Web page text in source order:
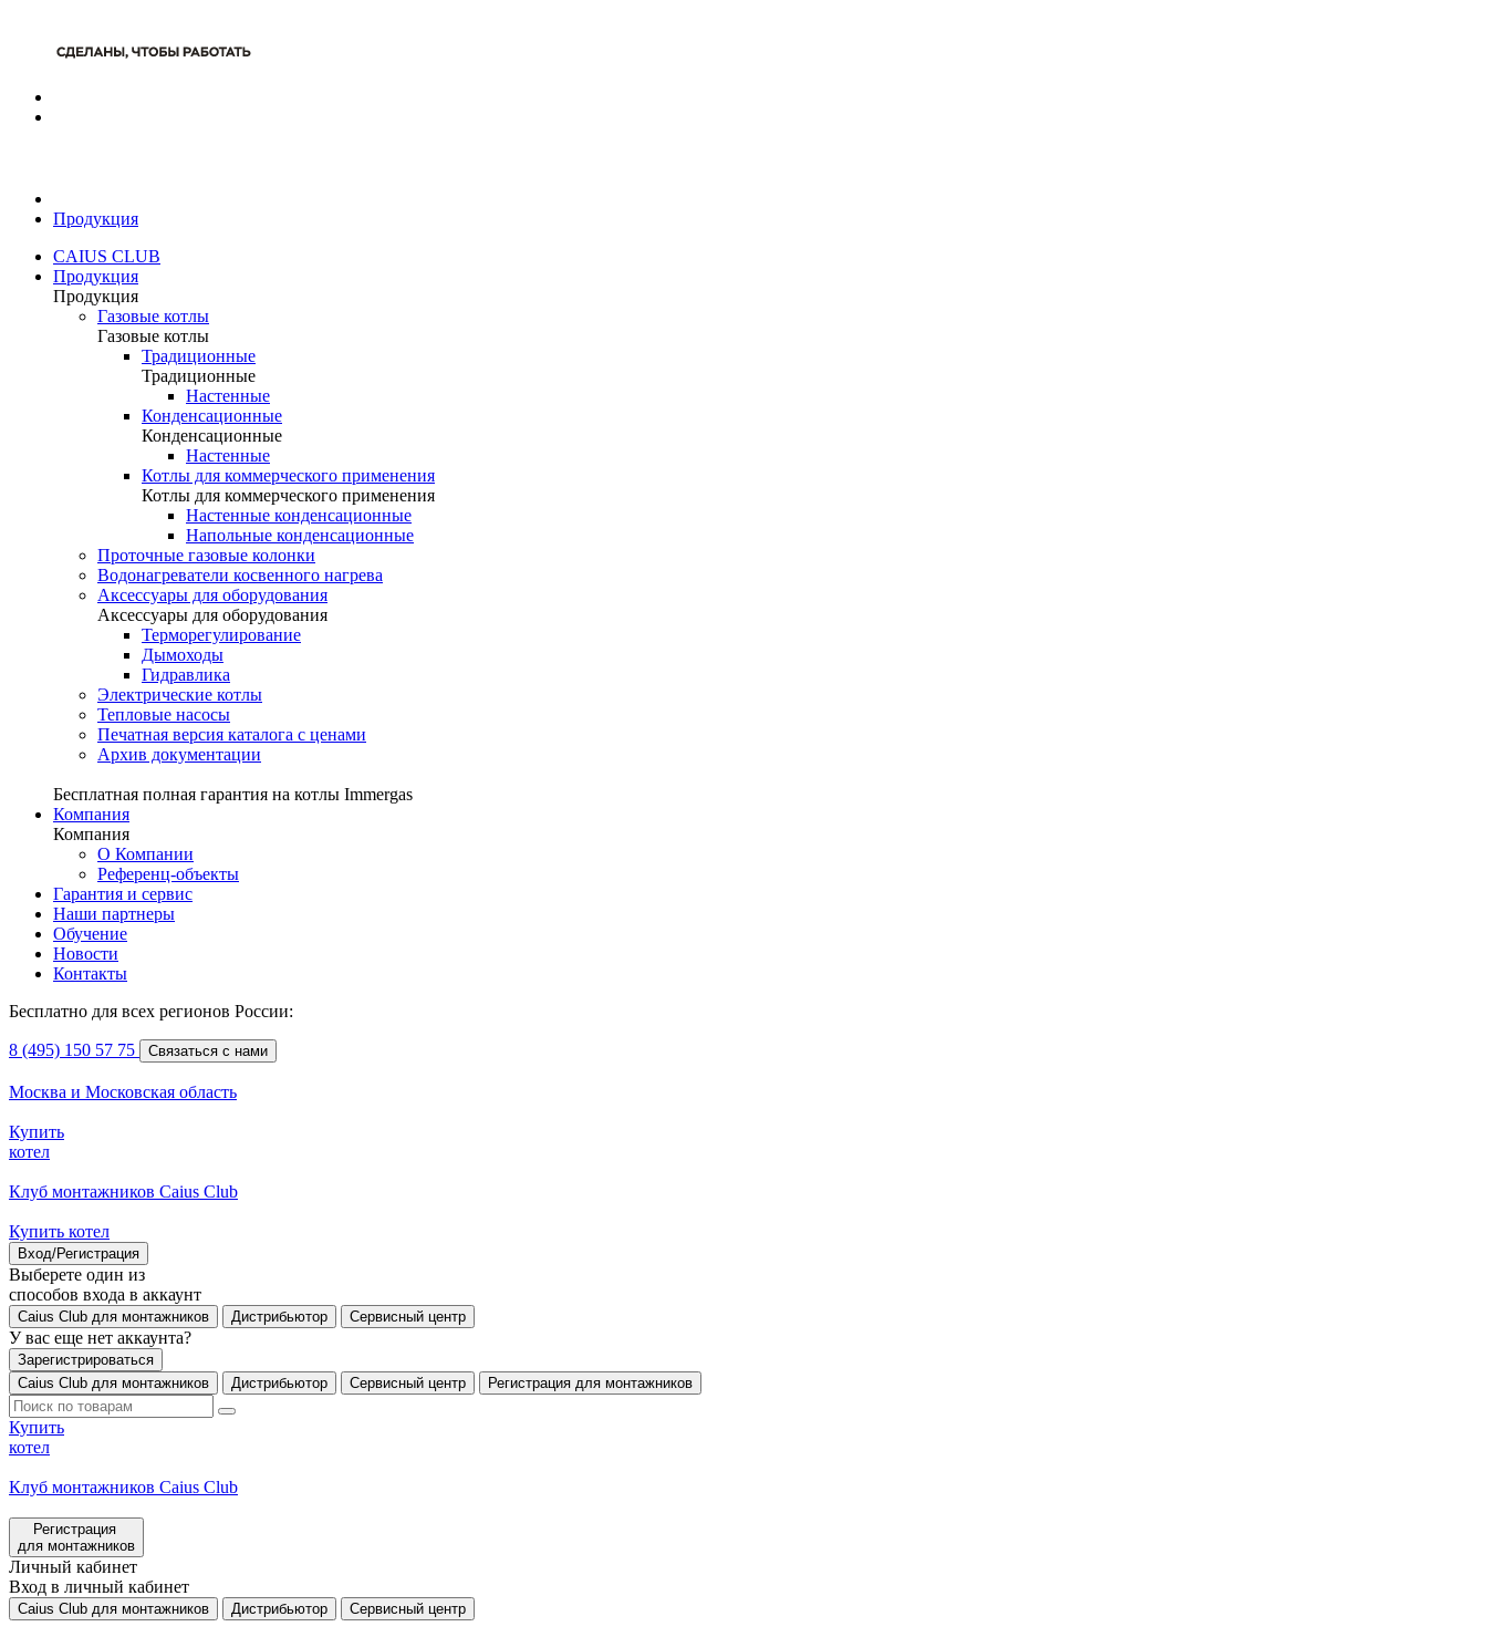
Продукция
CAIUS CLUB
Продукция
Продукция
Газовые котлы
Газовые котлы
Традиционные
Традиционные
Настенные
Конденсационные
Конденсационные
Настенные
Котлы для коммерческого применения
Котлы для коммерческого применения
Настенные конденсационные
Напольные конденсационные
Проточные газовые колонки
Водонагреватели косвенного нагрева
Аксессуары для оборудования
Аксессуары для оборудования
Терморегулирование
Дымоходы
Гидравлика
Электрические котлы
Тепловые насосы
Печатная версия каталога с ценами
Архив документации
Бесплатная полная гарантия на котлы Immergas
Компания
Компания
О Компании
Референц-объекты
Гарантия и сервис
Наши партнеры
Обучение
Новости
Контакты
Бесплатно для всех регионов России:
8 (495) 150 57 75 Связаться с нами
Москва и Московская область
Купить
котел
Клуб монтажников Caius Club
Купить котел
Вход/Регистрация
Выберете один из
способов входа в аккаунт
Caius Club для монтажников Дистрибьютор Сервисный центр
У вас еще нет аккаунта?
Зарегистрироваться
Caius Club для монтажников
Дистрибьютор Сервисный центр Регистрация для монтажников
Купить
котел
Клуб монтажников Caius Club
Регистрация
для монтажников
Личный кабинет
Вход в личный кабинет
Caius Club для монтажников Дистрибьютор Сервисный центр